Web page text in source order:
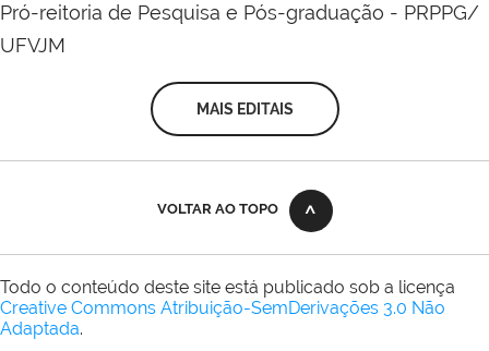
Pró-reitoria de Pesquisa e Pós-graduação - PRPPG/
UFVJM
MAIS EDITAIS
VOLTAR AO TOPO
Todo o conteúdo deste site está publicado sob a licença
Creative Commons Atribuição-SemDerivações 3.0 Não
Adaptada.